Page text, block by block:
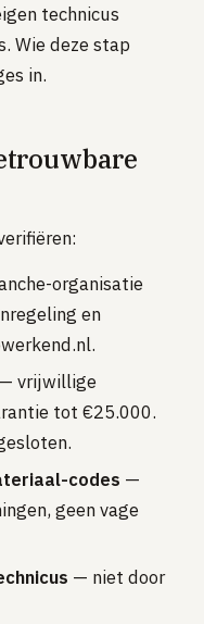
technicus
Wie deze stap
in.
organisatie
en
— vrijwillige
tot €25.000.
codes —
geen vage
— niet door